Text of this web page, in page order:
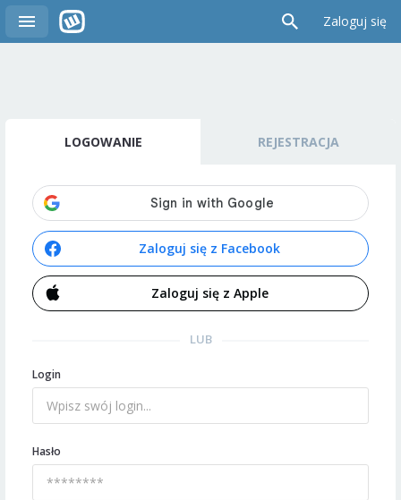
Zaloguj się
LOGOWANIE REJESTRACJA
Zaloguj się z Facebook
Zaloguj się z Apple
LUB
Login
Hasło